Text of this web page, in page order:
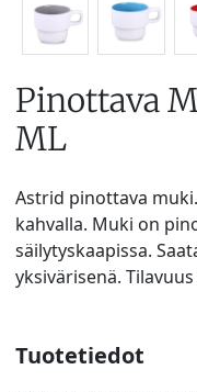
Pinottava
ML
Astrid pinottava
kahvalla. Muki on
säilytyskaapissa.
yksivärisenä.
Tuotetiedot